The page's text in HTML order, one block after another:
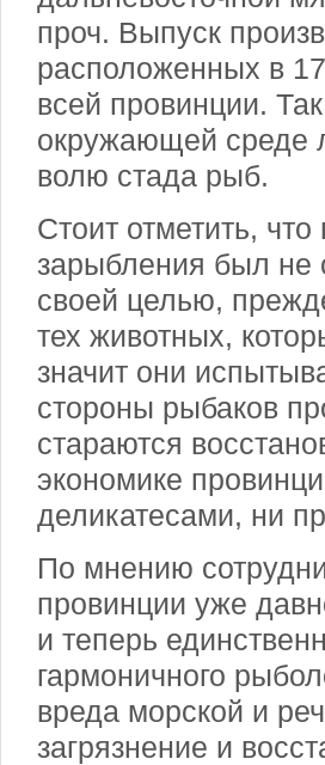
проч. Выпуск
расположенных в
всей провинции.
окружающей среде
волю стада рыб.
Стоит отметить,
зарыбления был не
своей целью,
тех животных,
значит они
стороны рыбаков
стараются
экономике
деликатесами, ни
По мнению
провинции уже
и теперь
гармоничного
вреда морской и
загрязнение и